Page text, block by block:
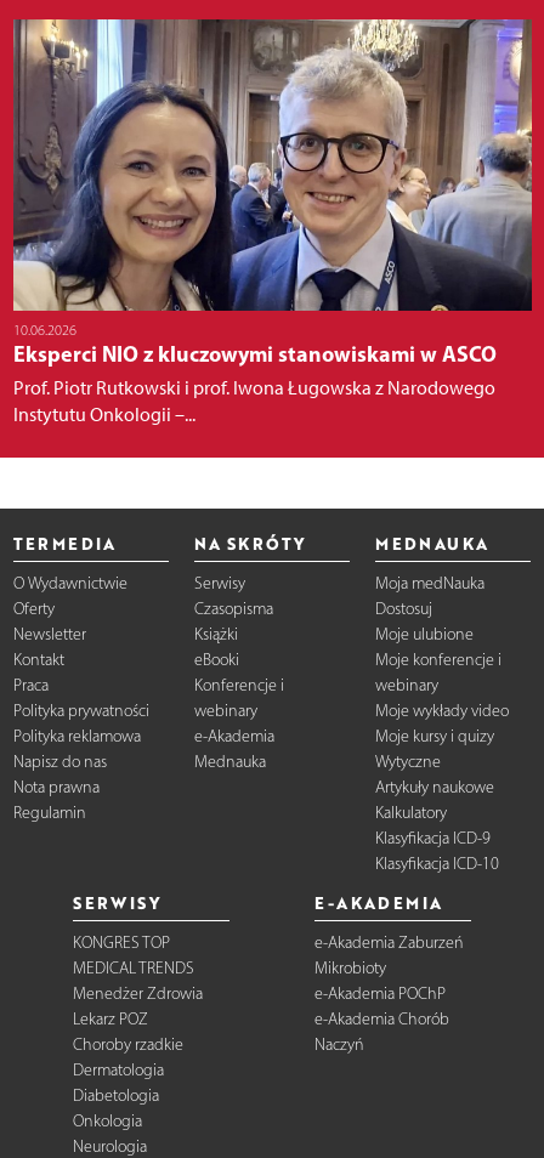
10.06.2026
Eksperci NIO z kluczowymi stanowiskami w ASCO
Prof. Piotr Rutkowski i prof. Iwona Ługowska z Narodowego
Instytutu Onkologii –...
TERMEDIA
O Wydawnictwie
Oferty
Newsletter
Kontakt
Praca
Polityka prywatności
Polityka reklamowa
Napisz do nas
Nota prawna
Regulamin
NA SKRÓTY
Serwisy
Czasopisma
Książki
eBooki
Konferencje i
webinary
e-Akademia
Mednauka
MEDNAUKA
Moja medNauka
Dostosuj
Moje ulubione
Moje konferencje i
webinary
Moje wykłady video
Moje kursy i quizy
Wytyczne
Artykuły naukowe
Kalkulatory
Klasyfikacja ICD-9
Klasyfikacja ICD-10
SERWISY
KONGRES TOP
MEDICAL TRENDS
Menedżer Zdrowia
Lekarz POZ
Choroby rzadkie
Dermatologia
Diabetologia
Onkologia
Neurologia
E-AKADEMIA
e-Akademia Zaburzeń
Mikrobioty
e-Akademia POChP
e-Akademia Chorób
Naczyń